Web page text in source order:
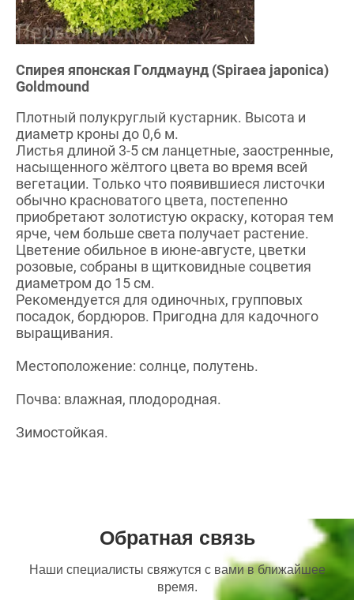
Спирея японская Голдмаунд (Spiraea japonica)
Goldmound
Плотный полукруглый кустарник. Высота и
диаметр кроны до 0,6 м.
Листья длиной 3-5 см ланцетные, заостренные,
насыщенного жёлтого цвета во время всей
вегетации. Только что появившиеся листочки
обычно красноватого цвета, постепенно
приобретают золотистую окраску, которая тем
ярче, чем больше света получает растение.
Цветение обильное в июне-августе, цветки
розовые, собраны в щитковидные соцветия
диаметром до 15 см.
Рекомендуется для одиночных, групповых
посадок, бордюров. Пригодна для кадочного
выращивания.
Местоположение: солнце, полутень.
Почва: влажная, плодородная.
Зимостойкая.
Обратная связь
Наши специалисты свяжутся с вами в ближайшее
время.